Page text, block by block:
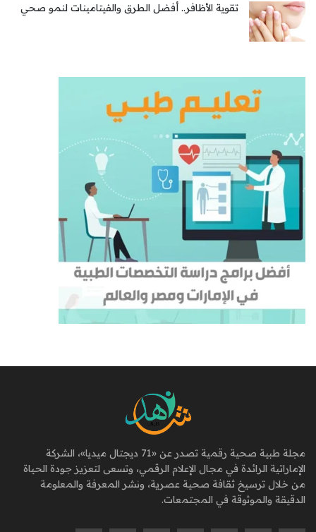
تقوية الأظافر.. أفضل الطرق والفيتامينات لنمو صحي
مجلة طبية صحية رقمية تصدر عن «71 ديجتال ميديا»، الشركة
الإماراتية الرائدة في مجال الإعلام الرقمي، وتسعى لتعزيز جودة الحياة
من خلال ترسيخ ثقافة صحية عصرية، ونشر المعرفة والمعلومة
الدقيقة والموثوقة في المجتمعات.